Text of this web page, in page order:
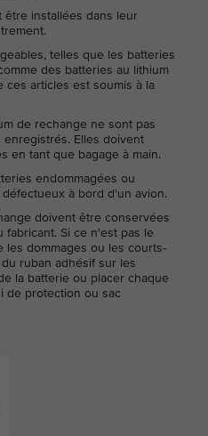
être installées dans leur
telles que les batteries
des batteries au lithium
ces articles est soumis à la
de rechange ne sont pas
Elles doivent
en tant que bagage à main.
endommagées ou
à bord d'un avion.
doivent être conservées
Si ce n'est pas le
dommages ou les courts-
ruban adhésif sur les
la batterie ou placer chaque
de protection ou sac